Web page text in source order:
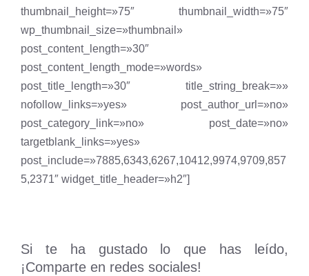
thumbnail_height=»75″ thumbnail_width=»75″
wp_thumbnail_size=»thumbnail»
post_content_length=»30″
post_content_length_mode=»words»
post_title_length=»30″ title_string_break=»»
nofollow_links=»yes» post_author_url=»no»
post_category_link=»no» post_date=»no»
targetblank_links=»yes»
post_include=»7885,6343,6267,10412,9974,9709,857
5,2371″ widget_title_header=»h2″]
Si te ha gustado lo que has leído,
¡Comparte en redes sociales!